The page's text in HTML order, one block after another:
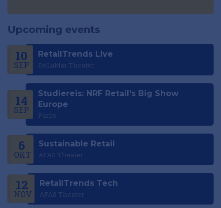
Upcoming events
10
SEP
RetailTrends Live
DeLaMar Theater
14
SEP
Studiereis: NRF Retail's Big Show
Europe
Parijs
6
OKT
Sustainable Retail
AFAS Theater
12
NOV
RetailTrends Tech
AFAS Theater